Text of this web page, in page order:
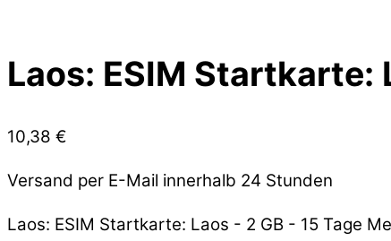
Laos: ESIM Startkarte:
10,38 €
Versand per E-Mail innerhalb 24 Stunden
Laos: ESIM Startkarte: Laos - 2 GB - 15 Tage